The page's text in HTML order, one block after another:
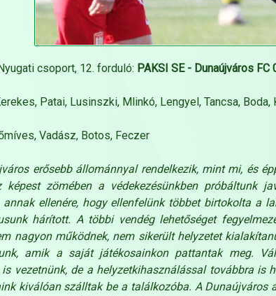
Nyugati csoport, 12. forduló: PAKSI SE - Dunaújváros FC
Patai, Lusinszki, Mlinkó, Lengyel, Tancsa, Boda,
Vadász, Botos, Feczer
erősebb állománnyal rendelkezik, mint mi, és
képest zömében a védekezésünkben próbáltunk
annak ellenére, hogy ellenfelünk többet birtokolta a
hárított. A többi vendég lehetőséget
nagyon működnek, nem sikerült helyzetet
amik a saját játékosainkon pattantak meg.
vezetnünk, de a helyzetkihasználással továbbra is
kiválóan szálltak be a találkozóba. A Dunaújváros